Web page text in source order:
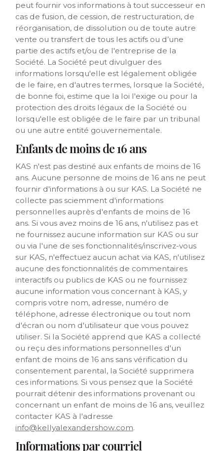
peut fournir vos informations à tout successeur en
cas de fusion, de cession, de restructuration, de
réorganisation, de dissolution ou de toute autre
vente ou transfert de tous les actifs ou d’une
partie des actifs et/ou de l'entreprise de la
Société. La Société peut divulguer des
informations lorsqu'elle est légalement obligée
de le faire, en d'autres termes, lorsque la Société,
de bonne foi, estime que la loi l'exige ou pour la
protection des droits légaux de la Société ou
lorsqu'elle est obligée de le faire par un tribunal
ou une autre entité gouvernementale.
Enfants de moins de 16 ans
KAS n'est pas destiné aux enfants de moins de 16
ans. Aucune personne de moins de 16 ans ne peut
fournir d'informations à ou sur KAS. La Société ne
collecte pas sciemment d'informations
personnelles auprès d'enfants de moins de 16
ans. Si vous avez moins de 16 ans, n'utilisez pas et
ne fournissez aucune information sur KAS ou sur
ou via l'une de ses fonctionnalités/inscrivez-vous
sur KAS, n'effectuez aucun achat via KAS, n'utilisez
aucune des fonctionnalités de commentaires
interactifs ou publics de KAS ou ne fournissez
aucune information vous concernant à KAS, y
compris votre nom, adresse, numéro de
téléphone, adresse électronique ou tout nom
d'écran ou nom d'utilisateur que vous pouvez
utiliser. Si la Société apprend que KAS a collecté
ou reçu des informations personnelles d'un
enfant de moins de 16 ans sans vérification du
consentement parental, la Société supprimera
ces informations. Si vous pensez que la Société
pourrait détenir des informations provenant ou
concernant un enfant de moins de 16 ans, veuillez
contacter KAS à l'adresse
info@kellyalexandershow.com.
Informations par courriel